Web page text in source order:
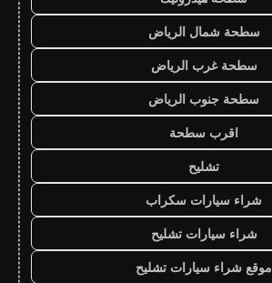
سطحة شمال الرياض
سطحة غرب الرياض
سطحة جنوب الرياض
اقرب سطحة
تشليح
شراء سيارات سكراب
شراء سيارات تشليح
موقع شراء سيارات تشليح